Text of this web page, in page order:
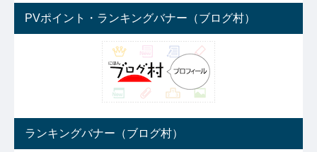
PVポイント・ランキングバナー（ブログ村）
ランキングバナー（ブログ村）